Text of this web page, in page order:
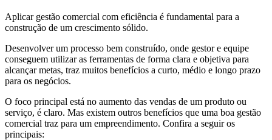
Aplicar gestão comercial com eficiência é fundamental para a
construção de um crescimento sólido.
Desenvolver um processo bem construído, onde gestor e equipe
conseguem utilizar as ferramentas de forma clara e objetiva para
alcançar metas, traz muitos benefícios a curto, médio e longo prazo
para os negócios.
O foco principal está no aumento das vendas de um produto ou
serviço, é claro. Mas existem outros benefícios que uma boa gestão
comercial traz para um empreendimento. Confira a seguir os
principais: